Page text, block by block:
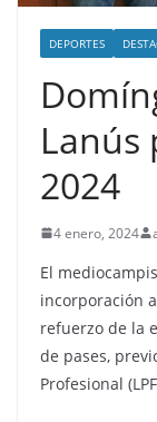
DEPORTES
Lanús
2024
4 enero, 2024
El
incorporación
refuerzo de la
de pases,
Profesional